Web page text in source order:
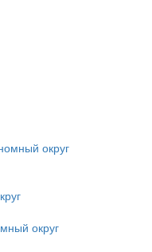
округ
округ